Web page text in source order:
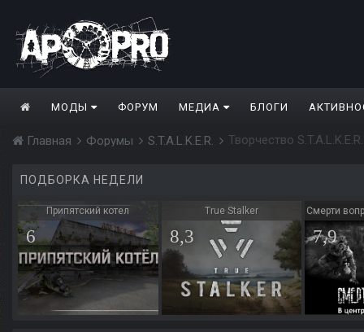
МОДЫ ФОРУМ МЕДИА БЛОГИ
Главная Форумы S.T.A.L.K.E.R. Творчество S.T.A.L.K.E.R.
ПОДБОРКА НЕДЕЛИ
Припятский котел
6
True Stalker
8,3
Смерти
7,9